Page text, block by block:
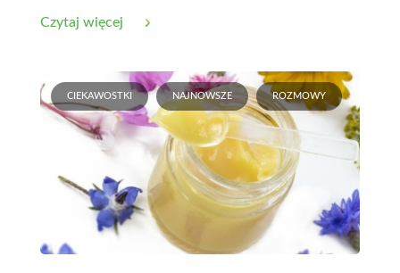
Czytaj więcej
CIEKAWOSTKI NAJNOWSZE ROZMOWY